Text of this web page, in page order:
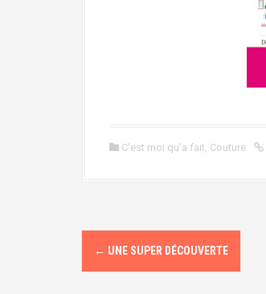
C'est moi qu'a fait Couture
P
o
← UNE SUPER DÉCOUVERTE